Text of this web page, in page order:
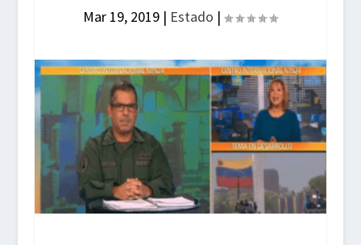
Mar 19, 2019 | Estado |